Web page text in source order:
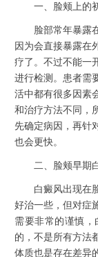
一、脸颊上的初
脸部常年暴露在
因为会直接暴露在
疗了。不过不能一
进行检测。患者需
活中都有很多因素
和治疗方法不同，
先确定病因，再针
也会更快。
二、脸颊早期白
白癜风出现在脸
好治一些，但对症
需要非常的谨慎
的，不是所有方法
体质也是存在差异